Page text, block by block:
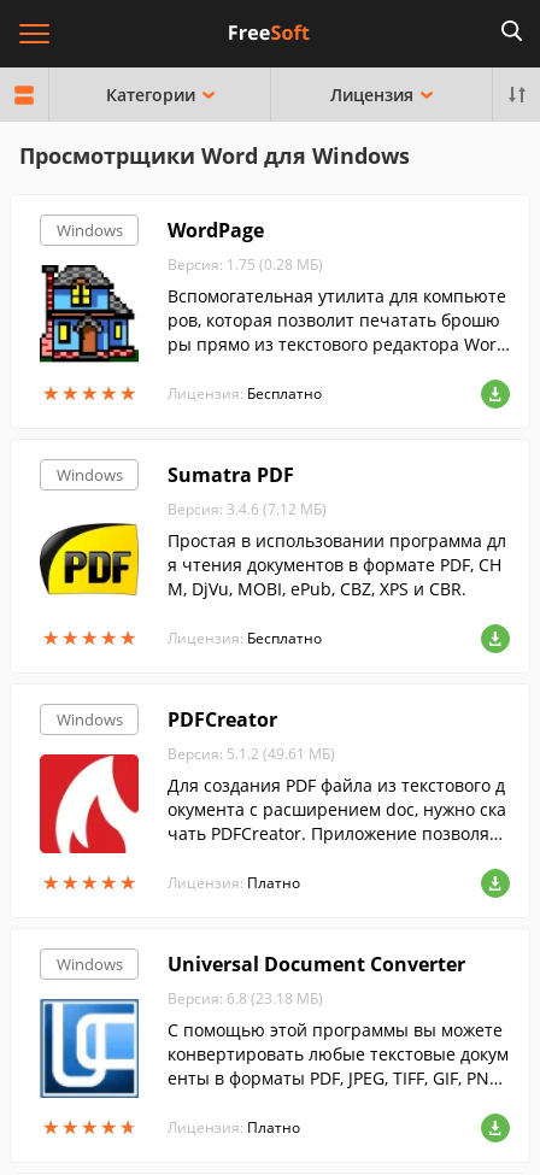
Категории Лицензия
Просмотрщики Word для Windows
Windows
★★★★★
★★★★★
WordPage
Версия: 1.75 (0.28 МБ)
Вспомогательная утилита для компьюте
ров, которая позволит печатать брошю
ры прямо из текстового редактора Wor
Лицензия: Бесплатно
Windows
★★★★★
★★★★★
Sumatra PDF
Версия: 3.4.6 (7.12 МБ)
Простая в использовании программа дл
я чтения документов в формате PDF, CH
M, DjVu, MOBI, ePub, CBZ, XPS и CBR.
Лицензия: Бесплатно
Windows
★★★★★
★★★★★
PDFCreator
Версия: 5.1.2 (49.61 МБ)
Для создания PDF файла из текстового д
окумента с расширением doc, нужно ска
чать PDFCreator. Приложение позволяет
орде или Блокноте без конвертеров.
Лицензия: Платно
Windows
★★★★★
★★★★★
Universal Document Converter
Версия: 6.8 (23.18 МБ)
С помощью этой программы вы можете
конвертировать любые текстовые докум
енты в форматы PDF, JPEG, TIFF, GIF, PNG
Лицензия: Платно